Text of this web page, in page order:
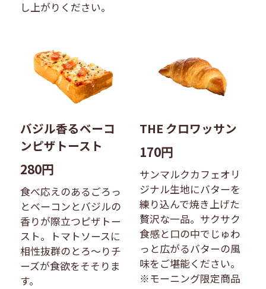
し上がりください。
バジル香るベーコ
ンピザトースト
280円
食べ応えのあるごろっ
とベーコンとバジルの
香りが際立つピザトー
スト。トマトソースに
相性抜群のとろ〜りチ
ーズが食欲をそそりま
す。
THE クロワッサン
170円
サンマルクカフェオリ
ジナル生地にバターを
練り込んで焼き上げた
贅沢な一品。​サクサク
食感と口の中でじゅわ
っと広がるバターの風
味をご堪能ください。
※モーニング限定商品